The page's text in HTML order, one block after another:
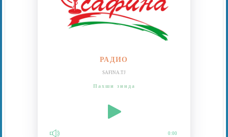
РАДИО
SAFINA.TJ
Пахши зинда
0:00